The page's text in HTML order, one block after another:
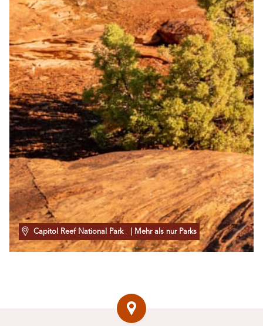
Capitol Reef National Park | Mehr als nur Parks